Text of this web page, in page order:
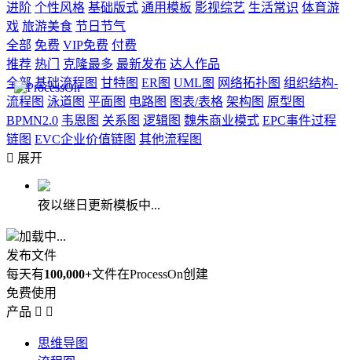
进阶 个性风格 基础版式 通用模板 影视综艺 生活常识 体育游
戏 旅游美食 节日节气
全部 免费 VIP免费 付费
推荐 热门 克隆最多 最新发布 达人作品
全部 基础流程图 甘特图 ER图 UML图 网络拓扑图 组织结构-
流程图 泳道图 平面图 电路图 图表/表格 架构图 原型图
BPMN2.0 韦恩图 关系图 逻辑图 魏朱商业模式 EPC事件过程
链图 EVC企业价值链图 其他流程图
 展开
夜以继日更新模板中...
加载中...
发布文件
每天有100,000+文件在ProcessOn创建
免费使用
产品  
思维导图